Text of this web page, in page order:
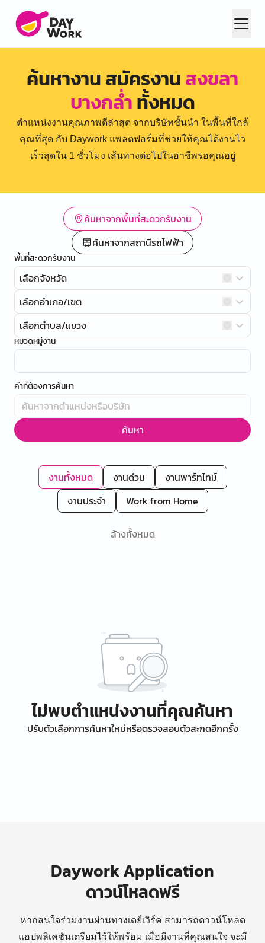
ค้นหางาน สมัครงานสงขลา
บางกล่ำทั้งหมด
ตำแหน่งงานคุณภาพดีล่าสุด จากบริษัทชั้นนำ ในพื้นที่ใกล้
คุณที่สุด กับ Daywork แพลตฟอร์มที่ช่วยให้คุณได้งานไว
เร็วสุดใน 1 ชั่วโมง เส้นทางต่อไปในอาชีพรอคุณอยู่
ค้นหาจากพื้นที่สะดวกรับงาน
ค้นหาจากสถานีรถไฟฟ้า
พื้นที่สะดวกรับงาน
เลือกจังหวัด
เลือกอำเภอ/เขต
เลือกตำบล/แขวง
หมวดหมู่งาน
คำที่ต้องการค้นหา
ค้นหา
งานทั้งหมด งานด่วน
งานพาร์ทไทม์
งานประจำ
Work from Home
ล้างทั้งหมด
ไม่พบตำแหน่งงานที่คุณค้นหา
ปรับตัวเลือกการค้นหาใหม่หรือตรวจสอบตัวสะกดอีกครั้ง
Daywork Application
ดาวน์โหลดฟรี
หากสนใจร่วมงานผ่านทางเดย์เวิร์ค สามารถดาวน์โหลด
แอปพลิเคชันเตรียมไว้ให้พร้อม เมื่อมีงานที่คุณสนใจ จะมี